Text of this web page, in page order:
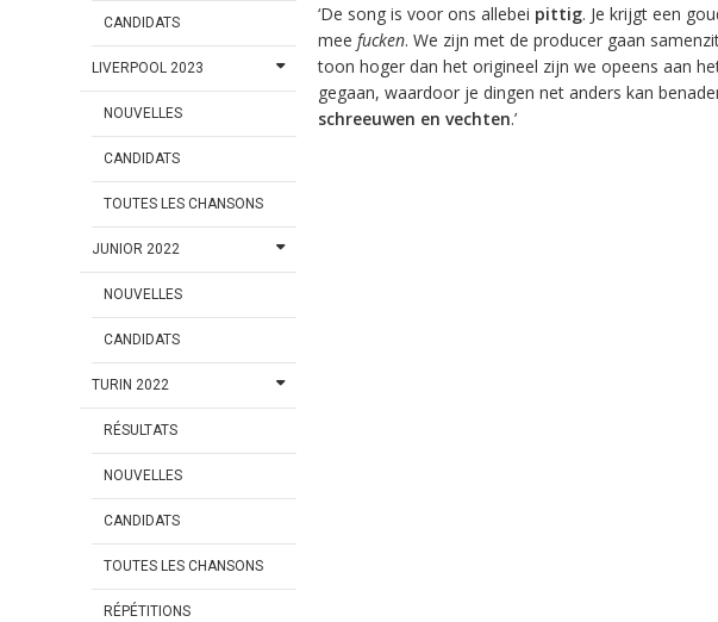
CANDIDATS
LIVERPOOL 2023
NOUVELLES
CANDIDATS
TOUTES LES CHANSONS
JUNIOR 2022
NOUVELLES
CANDIDATS
TURIN 2022
RÉSULTATS
NOUVELLES
CANDIDATS
TOUTES LES CHANSONS
RÉPÉTITIONS
‘De song is voor ons allebei pittig. Je krijgt een
mee fucken. We zijn met de producer gaan
toon hoger dan het origineel zijn we opeens aan
gegaan, waardoor je dingen net anders kan
schreeuwen en vechten.’